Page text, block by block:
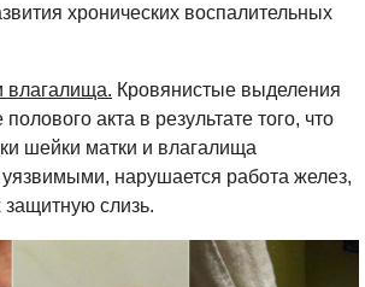
хронических воспалительных
влагалища. Кровянистые выделения
акта в результате того, что
шейки матки и влагалища
нарушается работа желез,
слизь.